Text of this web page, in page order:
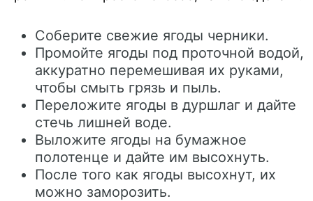
Соберите свежие ягоды черники.
Промойте ягоды под проточной водой,
аккуратно перемешивая их руками,
чтобы смыть грязь и пыль.
Переложите ягоды в дуршлаг и дайте
стечь лишней воде.
Выложите ягоды на бумажное
полотенце и дайте им высохнуть.
После того как ягоды высохнут, их
можно заморозить.